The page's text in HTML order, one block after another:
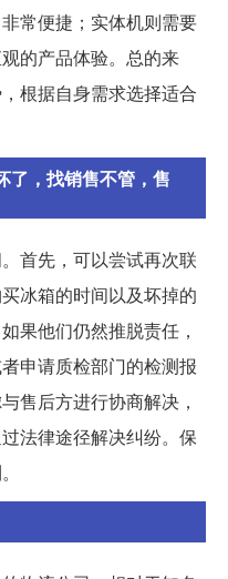
常便捷；实体机则需要
的产品体验。总的来
根据自身需求选择适合
了，找销售不管，售
首先，可以尝试再次联
冰箱的时间以及坏掉的
果他们仍然推脱责任，
申请质检部门的检测报
售后方进行协商解决，
法律途径解决纠纷。保